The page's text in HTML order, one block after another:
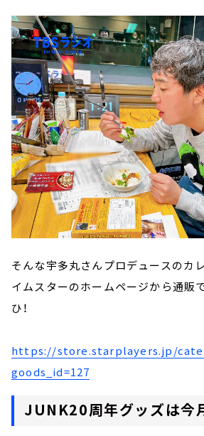
そんな宇多丸さんプロデュースのカ
イムスターのホームページから通販
ひ！
https://store.starplayers.jp/
goods_id=127
JUNK20周年グッズは今